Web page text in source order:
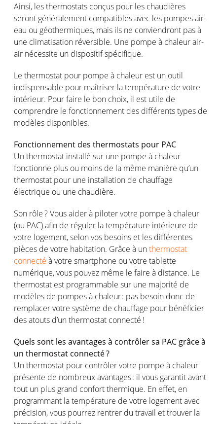
Ainsi, les thermostats conçus pour les chaudières
seront généralement compatibles avec les pompesair-
eau ou géothermiques, mais ils ne conviendront pas à
une climatisation réversible. Une pompe à chaleurair-
air nécessite un dispositifspécifique.
Le thermostat pour pompe à chaleur est un outil
indispensable pour maîtriser latempérature de votre
intérieur. Pour faire le bon choix, il est utile de
comprendre le fonctionnement des différentstypes de
modèles disponibles.
Fonctionnement des thermostats pour PAC
Un thermostat installé sur une pompe à chaleur
fonctionne plus ou moins de la même manière qu’un
thermostat pour une installation de chauffage
électrique ou une chaudière.
Son rôle? Vous aider à pilotervotre pompe à chaleur
(ou PAC)afin de réguler latempérature intérieure de
votre logement,selonvos besoins et les différentes
pièces de votre habitation. Grâce à unthermostat
connecté àvotre smartphone ou votre tablette
numérique,vous pouvez même le faire à distance. Le
thermostat est programmable sur une majorité de
modèles de pompesà chaleur: pas besoin donc de
remplacervotre système de chauffage pour bénéficier
desatouts d’un thermostat connecté !
Quels sont les avantages à contrôlersa PAC grâce à
un thermostat connecté?
Un thermostat pour contrôlervotre pompe à chaleur
présente de nombreuxavantages: il vous garantitavant
tout un plus grand confortthermique. En effet, en
programmant latempérature de votre logementavec
précision,vous pourrez rentrer du travail ettrouver la